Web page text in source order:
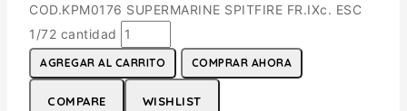
COD.KPM0176 SUPERMARINE SPITFIRE FR.IXc. ESC
1/72 cantidad
AGREGAR AL CARRITO COMPRAR AHORA
COMPARE WISHLIST